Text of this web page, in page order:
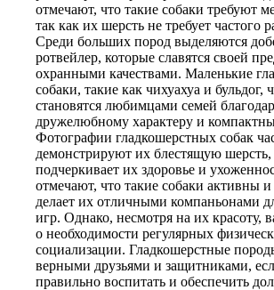
отмечают, что такие собаки требуют
так как их шерсть не требует частого
Среди больших пород выделяются
ротвейлер, которые славятся своей
охранными качествами. Маленькие
собаки, такие как чихуахуа и бульдог,
становятся любимцами семей
дружелюбному характеру и
Фотографии гладкошерстных собак
демонстрируют их блестящую шерсть,
подчеркивает их здоровье и
отмечают, что такие собаки активны
делает их отличными компаньонами
игр. Однако, несмотря на их красоту,
о необходимости регулярных
социализации. Гладкошерстные
верными друзьями и защитниками,
правильно воспитать и обеспечить